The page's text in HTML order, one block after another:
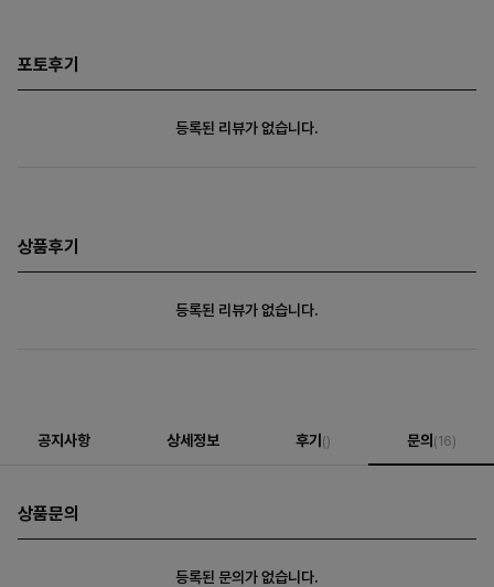
포토후기
등록된 리뷰가 없습니다.
상품후기
등록된 리뷰가 없습니다.
공지사항 상세정보 후기() 문의(16)
상품문의
등록된 문의가 없습니다.